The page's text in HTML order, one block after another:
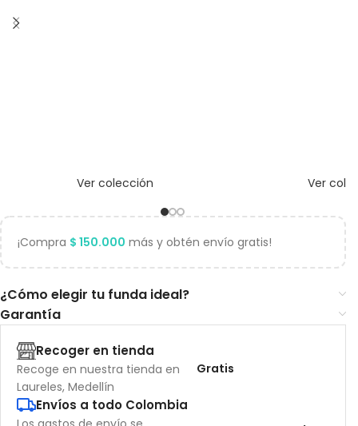
Ver colección Ver
¡Compra $ 150.000 más y obtén envío gratis!
¿Cómo elegir tu funda ideal?
Garantía
Recoger en tienda
Recoge en nuestra tienda en
Laureles, Medellín
Gratis
Envíos a todo Colombia